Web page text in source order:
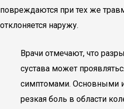
повреждаются при тех же
отклоняется наружу.
Врачи отмечают, что
сустава может
симптомами. Основными
резкая боль в области